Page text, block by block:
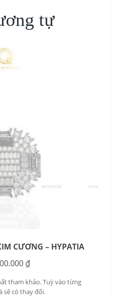
tự
CƯƠNG – HYPATIA
₫
tham khảo. Tuỳ vào từng
sẽ có thay đổi.